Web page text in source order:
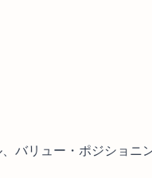
バリュー・ポジショ